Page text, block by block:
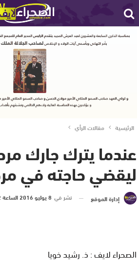
الرئيسية مقالات الرأي
عندما يترك جارك
ليقضي حاجته في
إدارة الموقع نشر في 8 يوليو 2016 الساعة 2 و 15 دقيقة
الصحراء لايف : ذ. رشيد خويا